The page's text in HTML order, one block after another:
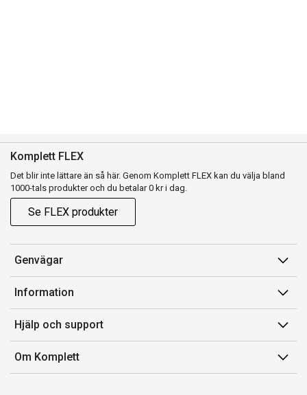
Komplett FLEX
Det blir inte lättare än så här. Genom Komplett FLEX kan du välja bland
1000-tals produkter och du betalar 0 kr i dag.
Se FLEX produkter
Genvägar
Konto
Orderhistorik
Presentkort
Komplett Club
Information
Försäljningsvillkor
Medlemsvillkor for Komplett Club
Lediga tjänster
Hjälp och support
Kontakta oss
Kundservice
Om Komplett